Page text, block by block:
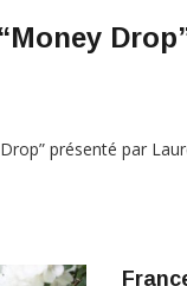
présenté par